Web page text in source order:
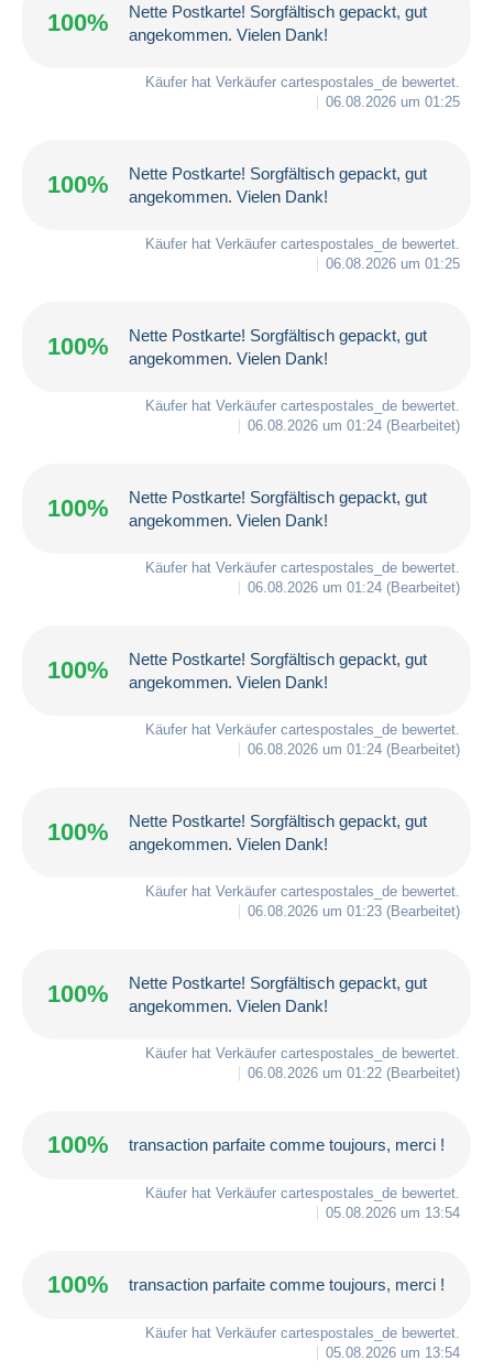
100%
Nette Postkarte! Sorgfältisch gepackt, gut
angekommen. Vielen Dank!
Käufer hat Verkäufer cartespostales_de bewertet.
06.08.2026 um 01:25
100%
Nette Postkarte! Sorgfältisch gepackt, gut
angekommen. Vielen Dank!
Käufer hat Verkäufer cartespostales_de bewertet.
06.08.2026 um 01:25
100%
Nette Postkarte! Sorgfältisch gepackt, gut
angekommen. Vielen Dank!
Käufer hat Verkäufer cartespostales_de bewertet.
06.08.2026 um 01:24 (Bearbeitet)
100%
Nette Postkarte! Sorgfältisch gepackt, gut
angekommen. Vielen Dank!
Käufer hat Verkäufer cartespostales_de bewertet.
06.08.2026 um 01:24 (Bearbeitet)
100%
Nette Postkarte! Sorgfältisch gepackt, gut
angekommen. Vielen Dank!
Käufer hat Verkäufer cartespostales_de bewertet.
06.08.2026 um 01:24 (Bearbeitet)
100%
Nette Postkarte! Sorgfältisch gepackt, gut
angekommen. Vielen Dank!
Käufer hat Verkäufer cartespostales_de bewertet.
06.08.2026 um 01:23 (Bearbeitet)
100%
Nette Postkarte! Sorgfältisch gepackt, gut
angekommen. Vielen Dank!
Käufer hat Verkäufer cartespostales_de bewertet.
06.08.2026 um 01:22 (Bearbeitet)
100% transaction parfaite comme toujours, merci !
Käufer hat Verkäufer cartespostales_de bewertet.
05.08.2026 um 13:54
100% transaction parfaite comme toujours, merci !
Käufer hat Verkäufer cartespostales_de bewertet.
05.08.2026 um 13:54